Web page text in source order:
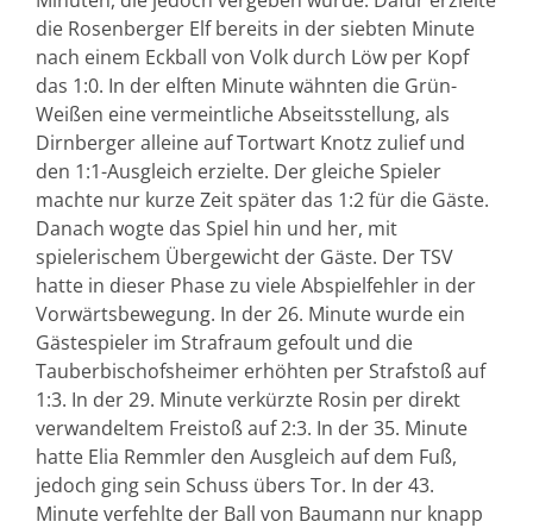
die Rosenberger Elf bereits in der siebten Minute
nach einem Eckball von Volk durch Löw per Kopf
das 1:0. In der elften Minute wähnten die Grün-
Weißen eine vermeintliche Abseitsstellung, als
Dirnberger alleine auf Tortwart Knotz zulief und
den 1:1-Ausgleich erzielte. Der gleiche Spieler
machte nur kurze Zeit später das 1:2 für die Gäste.
Danach wogte das Spiel hin und her, mit
spielerischem Übergewicht der Gäste. Der TSV
hatte in dieser Phase zu viele Abspielfehler in der
Vorwärtsbewegung. In der 26. Minute wurde ein
Gästespieler im Strafraum gefoult und die
Tauberbischofsheimer erhöhten per Strafstoß auf
1:3. In der 29. Minute verkürzte Rosin per direkt
verwandeltem Freistoß auf 2:3. In der 35. Minute
hatte Elia Remmler den Ausgleich auf dem Fuß,
jedoch ging sein Schuss übers Tor. In der 43.
Minute verfehlte der Ball von Baumann nur knapp